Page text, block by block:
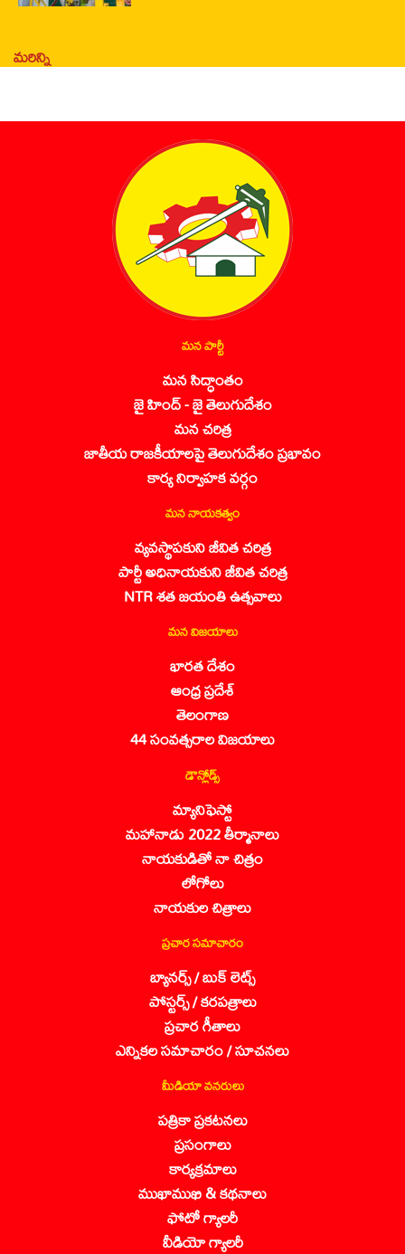
మరిన్ని
మన పార్టీ
మన సిద్ధాంతం
జై హింద్ - జై తెలుగుదేశం
మన చరిత్ర
జాతీయ రాజకీయాలపై తెలుగుదేశం ప్రభావం
కార్య నిర్వాహక వర్గం
మన నాయకత్వం
వ్యవస్థాపకుని జీవిత చరిత్ర
పార్టీ అధినాయకుని జీవిత చరిత్ర
NTR శత జయంతి ఉత్సవాలు
మన విజయాలు
భారత దేశం
ఆంధ్ర ప్రదేశ్
తెలంగాణ
44 సంవత్సరాల విజయాలు
డౌన్లోడ్స్
మ్యానిఫెస్టో
మహానాడు 2022 తీర్మానాలు
నాయకుడితో నా చిత్రం
లోగోలు
నాయకుల చిత్రాలు
ప్రచార సమాచారం
బ్యానర్స్ / బుక్ లెట్స్
పోస్టర్స్ / కరపత్రాలు
ప్రచార గీతాలు
ఎన్నికల సమాచారం / సూచనలు
మీడియా వనరులు
పత్రికా ప్రకటనలు
ప్రసంగాలు
కార్యక్రమాలు
ముఖాముఖి & కథనాలు
ఫోటో గ్యాలరీ
వీడియో గ్యాలరీ